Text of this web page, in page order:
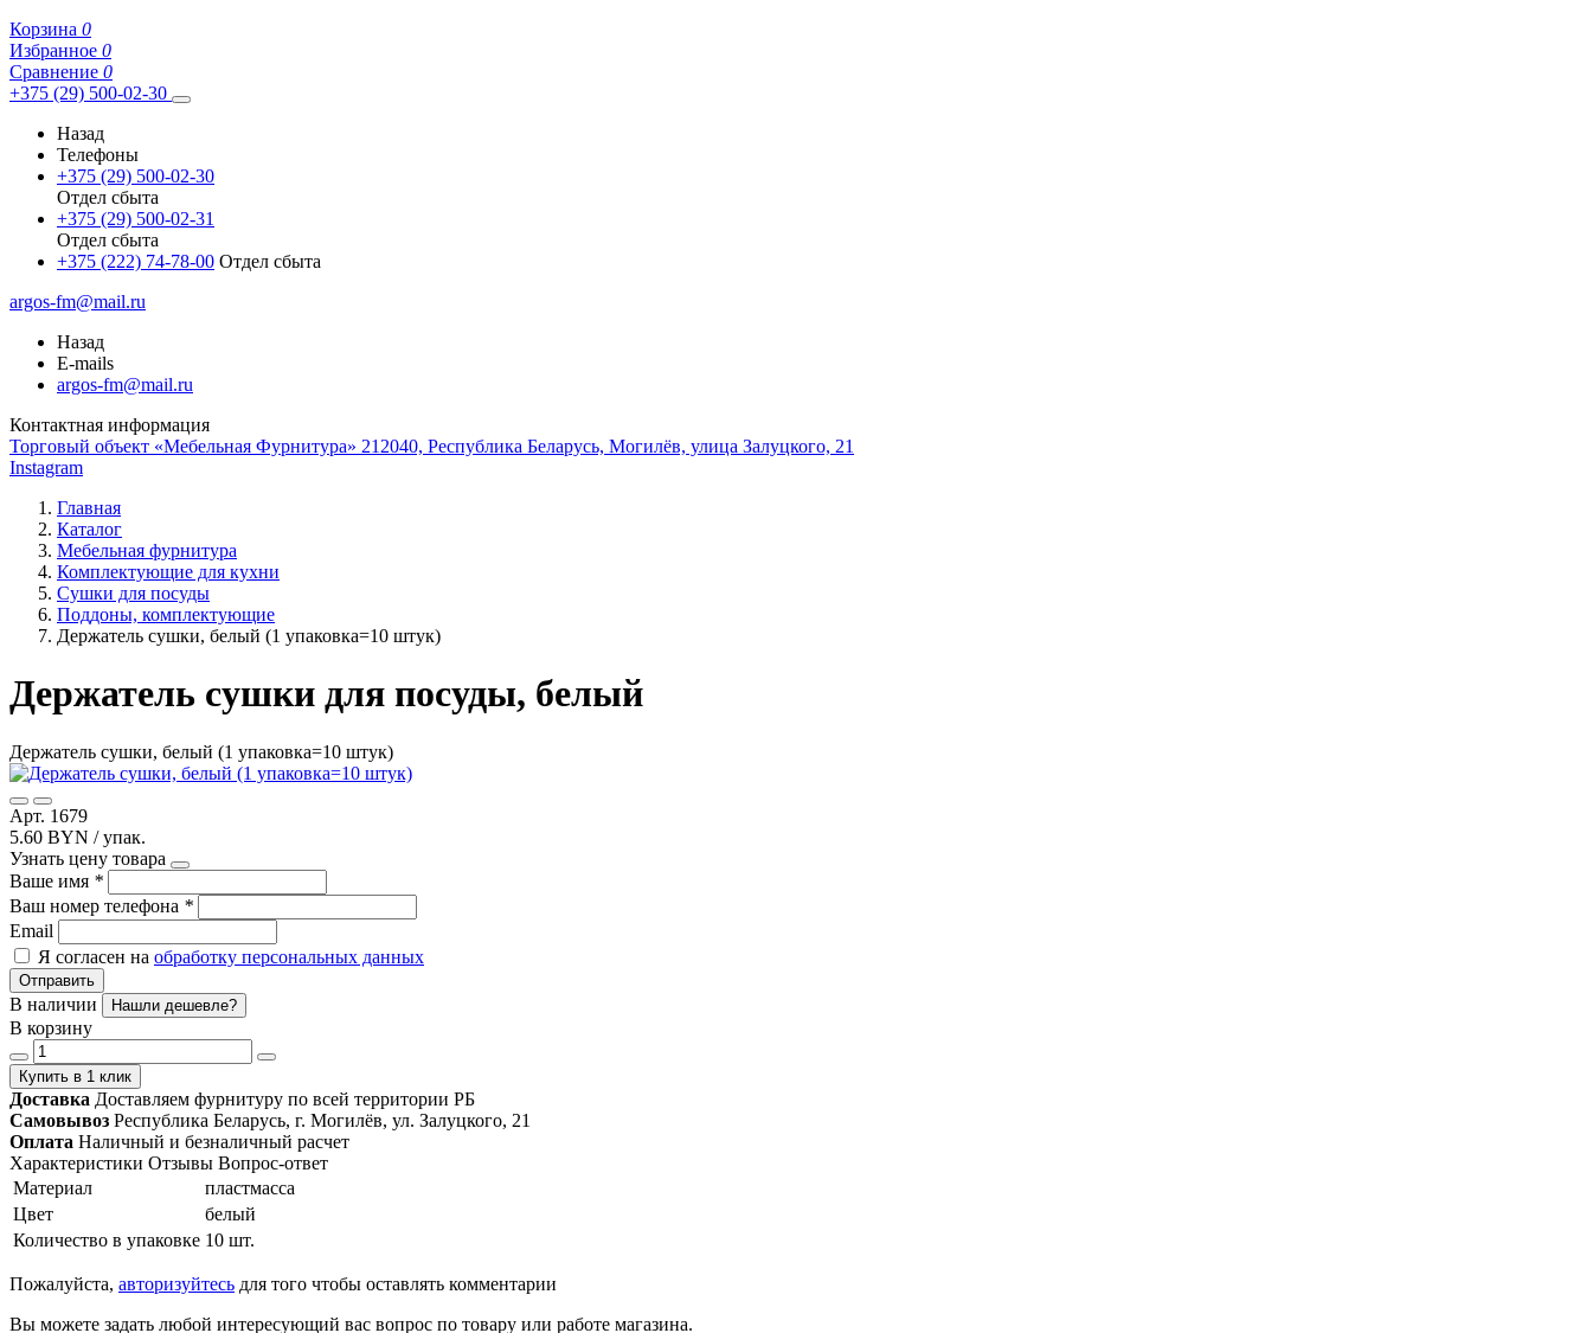
Корзина 0
Избранное 0
Сравнение 0
+375 (29) 500-02-30
Назад
Телефоны
+375 (29) 500-02-30
Отдел сбыта
+375 (29) 500-02-31
Отдел сбыта
+375 (222) 74-78-00 Отдел сбыта
argos-fm@mail.ru
Назад
E-mails
argos-fm@mail.ru
Контактная информация
Торговый объект «Мебельная Фурнитура» 212040, Республика Беларусь, Могилёв, улица Залуцкого, 21
Instagram
Главная
Каталог
Мебельная фурнитура
Комплектующие для кухни
Сушки для посуды
Поддоны, комплектующие
Держатель сушки, белый (1 упаковка=10 штук)
Держатель сушки для посуды, белый
Держатель сушки, белый (1 упаковка=10 штук)
Арт. 1679
5.60 BYN / упак.
Узнать цену товара
Ваше имя *
Ваш номер телефона *
Email
Я согласен на обработку персональных данных
Отправить
В наличии Нашли дешевле?
В корзину
Купить в 1 клик
Доставка Доставляем фурнитуру по всей территории РБ
Самовывоз Республика Беларусь, г. Могилёв, ул. Залуцкого, 21
Оплата Наличный и безналичный расчет
Характеристики Отзывы Вопрос-ответ
Материал
пластмасса
Цвет
белый
Количество в упаковке 10 шт.
Пожалуйста, авторизуйтесь для того чтобы оставлять комментарии
Вы можете задать любой интересующий вас вопрос по товару или работе магазина.